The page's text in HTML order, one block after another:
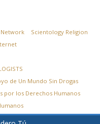
Scientology Religion
de Un Mundo Sin Drogas
por los Derechos Humanos